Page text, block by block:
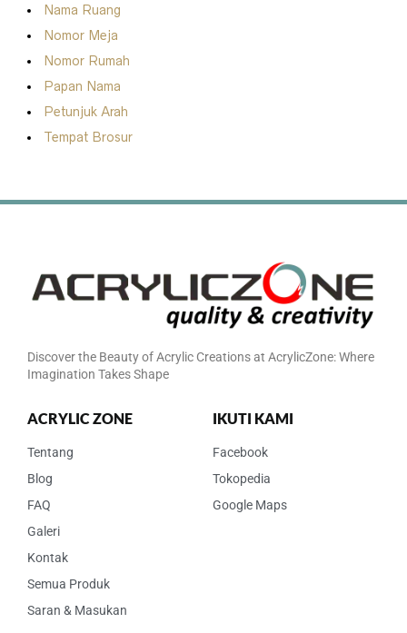
Nama Ruang
Nomor Meja
Nomor Rumah
Papan Nama
Petunjuk Arah
Tempat Brosur
Discover the Beauty of Acrylic Creations at AcrylicZone: Where
Imagination Takes Shape
ACRYLIC ZONE
Tentang
Blog
FAQ
Galeri
Kontak
Semua Produk
Saran & Masukan
IKUTI KAMI
Facebook
Tokopedia
Google Maps